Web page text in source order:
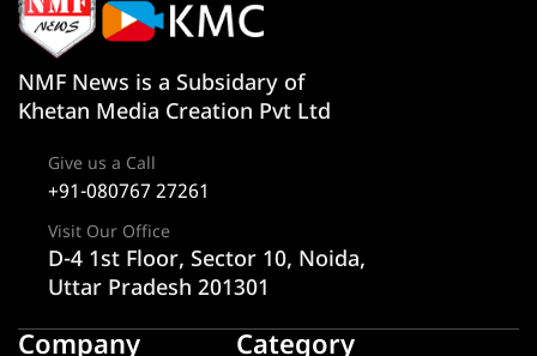
NMF News is a Subsidary of
Khetan Media Creation Pvt Ltd
Give us a Call
+91-080767 27261
Visit Our Office
D-4 1st Floor, Sector 10, Noida,
Uttar Pradesh 201301
Company Category